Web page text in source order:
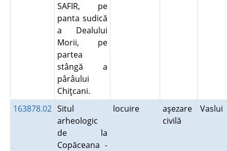
SAFIR, pe
panta sudică
a Dealului
Morii, pe
partea
stângă a
pârâului
Chiţcani.
163878.02 Situl
arheologic
de la
Copăceana -
locuire
aşezare
civilă
Vaslui